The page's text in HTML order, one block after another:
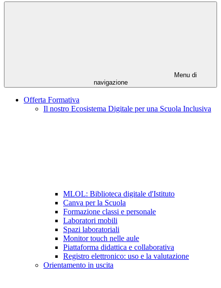
Menu di
navigazione
Offerta Formativa
Il nostro Ecosistema Digitale per una Scuola Inclusiva
MLOL: Biblioteca digitale d'Istituto
Canva per la Scuola
Formazione classi e personale
Laboratori mobili
Spazi laboratoriali
Monitor touch nelle aule
Piattaforma didattica e collaborativa
Registro elettronico: uso e la valutazione
Orientamento in uscita